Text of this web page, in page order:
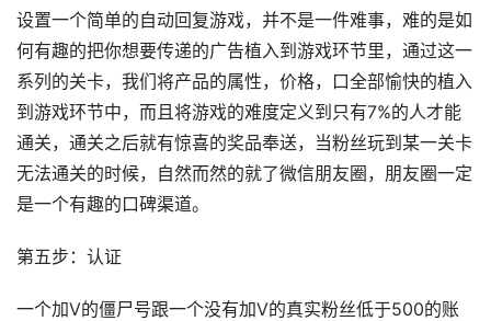
设置一个简单的自动回复游戏，并不是一件难事，难的是如
何有趣的把你想要传递的广告植入到游戏环节里，通过这一
系列的关卡，我们将产品的属性，价格，口全部愉快的植入
到游戏环节中，而且将游戏的难度定义到只有7%的人才能
通关，通关之后就有惊喜的奖品奉送，当粉丝玩到某一关卡
无法通关的时候，自然而然的就了微信朋友圈，朋友圈一定
是一个有趣的口碑渠道。
第五步：认证
一个加V的僵尸号跟一个没有加V的真实粉丝低于500的账